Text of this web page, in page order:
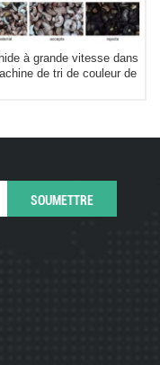
à grande vitesse dans
de tri de couleur de